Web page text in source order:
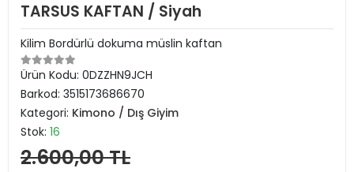
TARSUS KAFTAN / Siyah
Kilim Bordürlü dokuma müslin kaftan
Ürün Kodu: 0DZZHN9JCH
Barkod: 3515173686670
Kategori: Kimono / Dış Giyim
Stok: 16
2.600,00 TL